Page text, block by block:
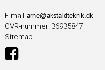
E-mail
CVR-nummer: 36935847
Sitemap